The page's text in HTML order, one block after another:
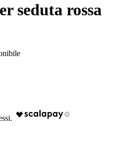
seduta rossa